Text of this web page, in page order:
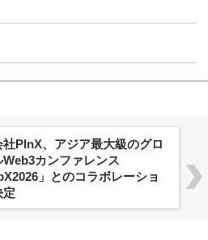
社PlnX、アジア最大級のグロ
Web3カンファレンス
」とのコラボレーショ
定